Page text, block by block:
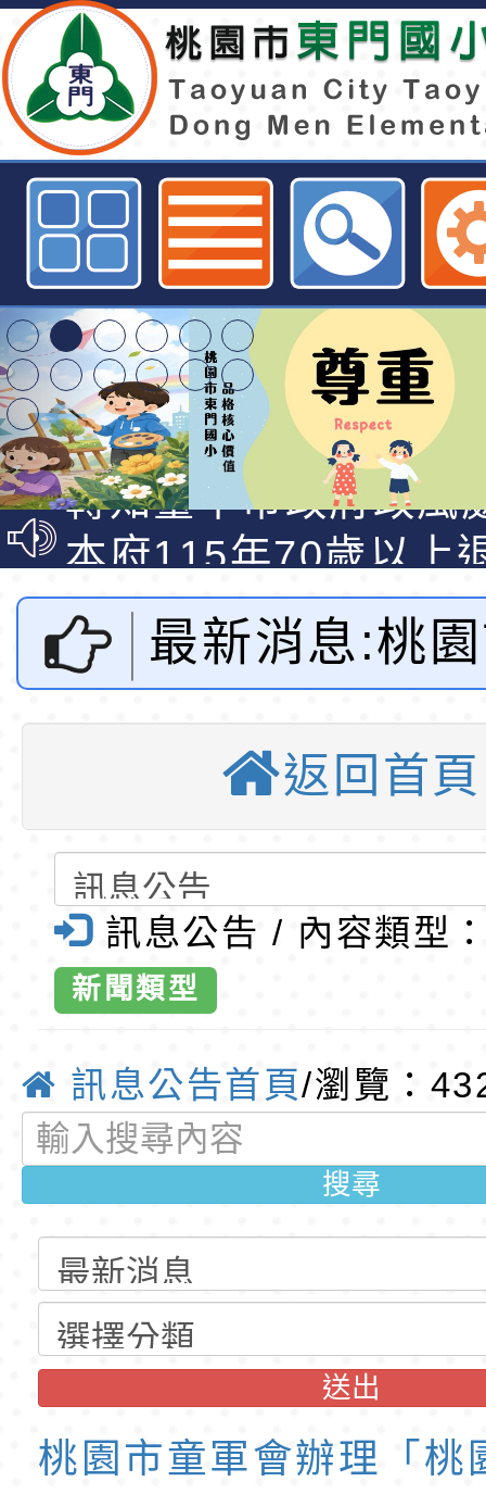
桃園市童軍會辦理「桃園市童軍會
大會暨第27屆網路大會」活動-桃
球資訊網
特殊教育學生及幼兒
明手冊(修訂版)與學
說明影片
轉知臺中市政府政風
光城市手牽手，綠能
走」動畫影片
本府115年70歲以上
員健康講座「吃得安
心」，請退休同仁踴
清華光罩教學專業論
動時代中的好老師：
教師韌性
轉環境部「淨零綠領
程」
轉農業部桃園區農業
「115年食農教育專
訓練課程」，歡迎已
育專業人員資格者報
錄取公告-桃園市桃
民小學115學年度「
理人員」甄選
東門國小115學年度
梯特教代課教師甄選
公告(尚有缺額)
錄取公告-桃園市桃
民小學115學年度「
班教師助理員」甄選
東門國小115學年度
梯特教代理教師甄選
公告(尚有缺額)
特殊教育學生及幼兒
明手冊(修訂版)與學
說明影片
轉知臺中市政府政風
光城市手牽手，綠能
走」動畫影片
本府115年70歲以上
員健康講座「吃得安
心」，請退休同仁踴
清華光罩教學專業論
動時代中的好老師：
教師韌性
轉環境部「淨零綠領
程」
轉農業部桃園區農業
「115年食農教育專
訓練課程」，歡迎已
育專業人員資格者報
錄取公告-桃園市桃
民小學115學年度「
理人員」甄選
東門國小115學年度
梯特教代課教師甄選
公告(尚有缺額)
錄取公告-桃園市桃
民小學115學年度「
東門國小115學年度
最新消息:桃
會辦理「桃
會參加第66
會暨第27屆
會」活動-桃
教育
返回首頁
訊息公告 / 內容類型
新聞類型
訊息公告首頁/瀏覽：
搜尋
送出
桃園市童軍會辦理「桃